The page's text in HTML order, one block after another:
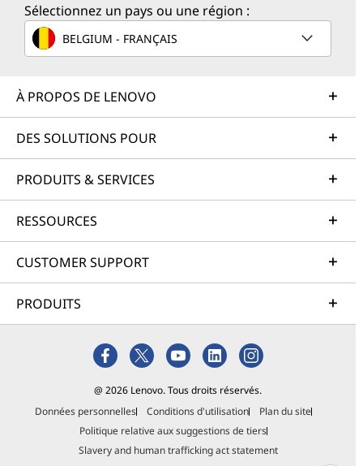
Sélectionnez un pays ou une région :
BELGIUM - FRANÇAIS
À PROPOS DE LENOVO
DES SOLUTIONS POUR
PRODUITS & SERVICES
RESSOURCES
CUSTOMER SUPPORT
PRODUITS
@ 2026 Lenovo. Tous droits réservés.
Données personnelles
Conditions d'utilisation
Plan du site
Politique relative aux suggestions de tiers
Slavery and human trafficking act statement